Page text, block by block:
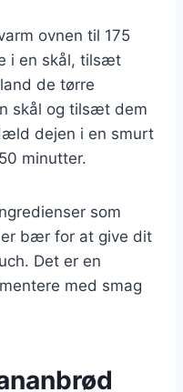
ovnen til 175
i en skål, tilsæt
de tørre
skål og tilsæt dem
dejen i en smurt
minutter.
som
bær for at give dit
Det er en
med smag